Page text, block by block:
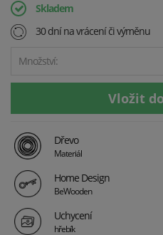
Skladem
30 dní na vrácení či výměnu
Množství:
Dřevo
Materiál
Home Design
BeWooden
Uchycení
hřebík